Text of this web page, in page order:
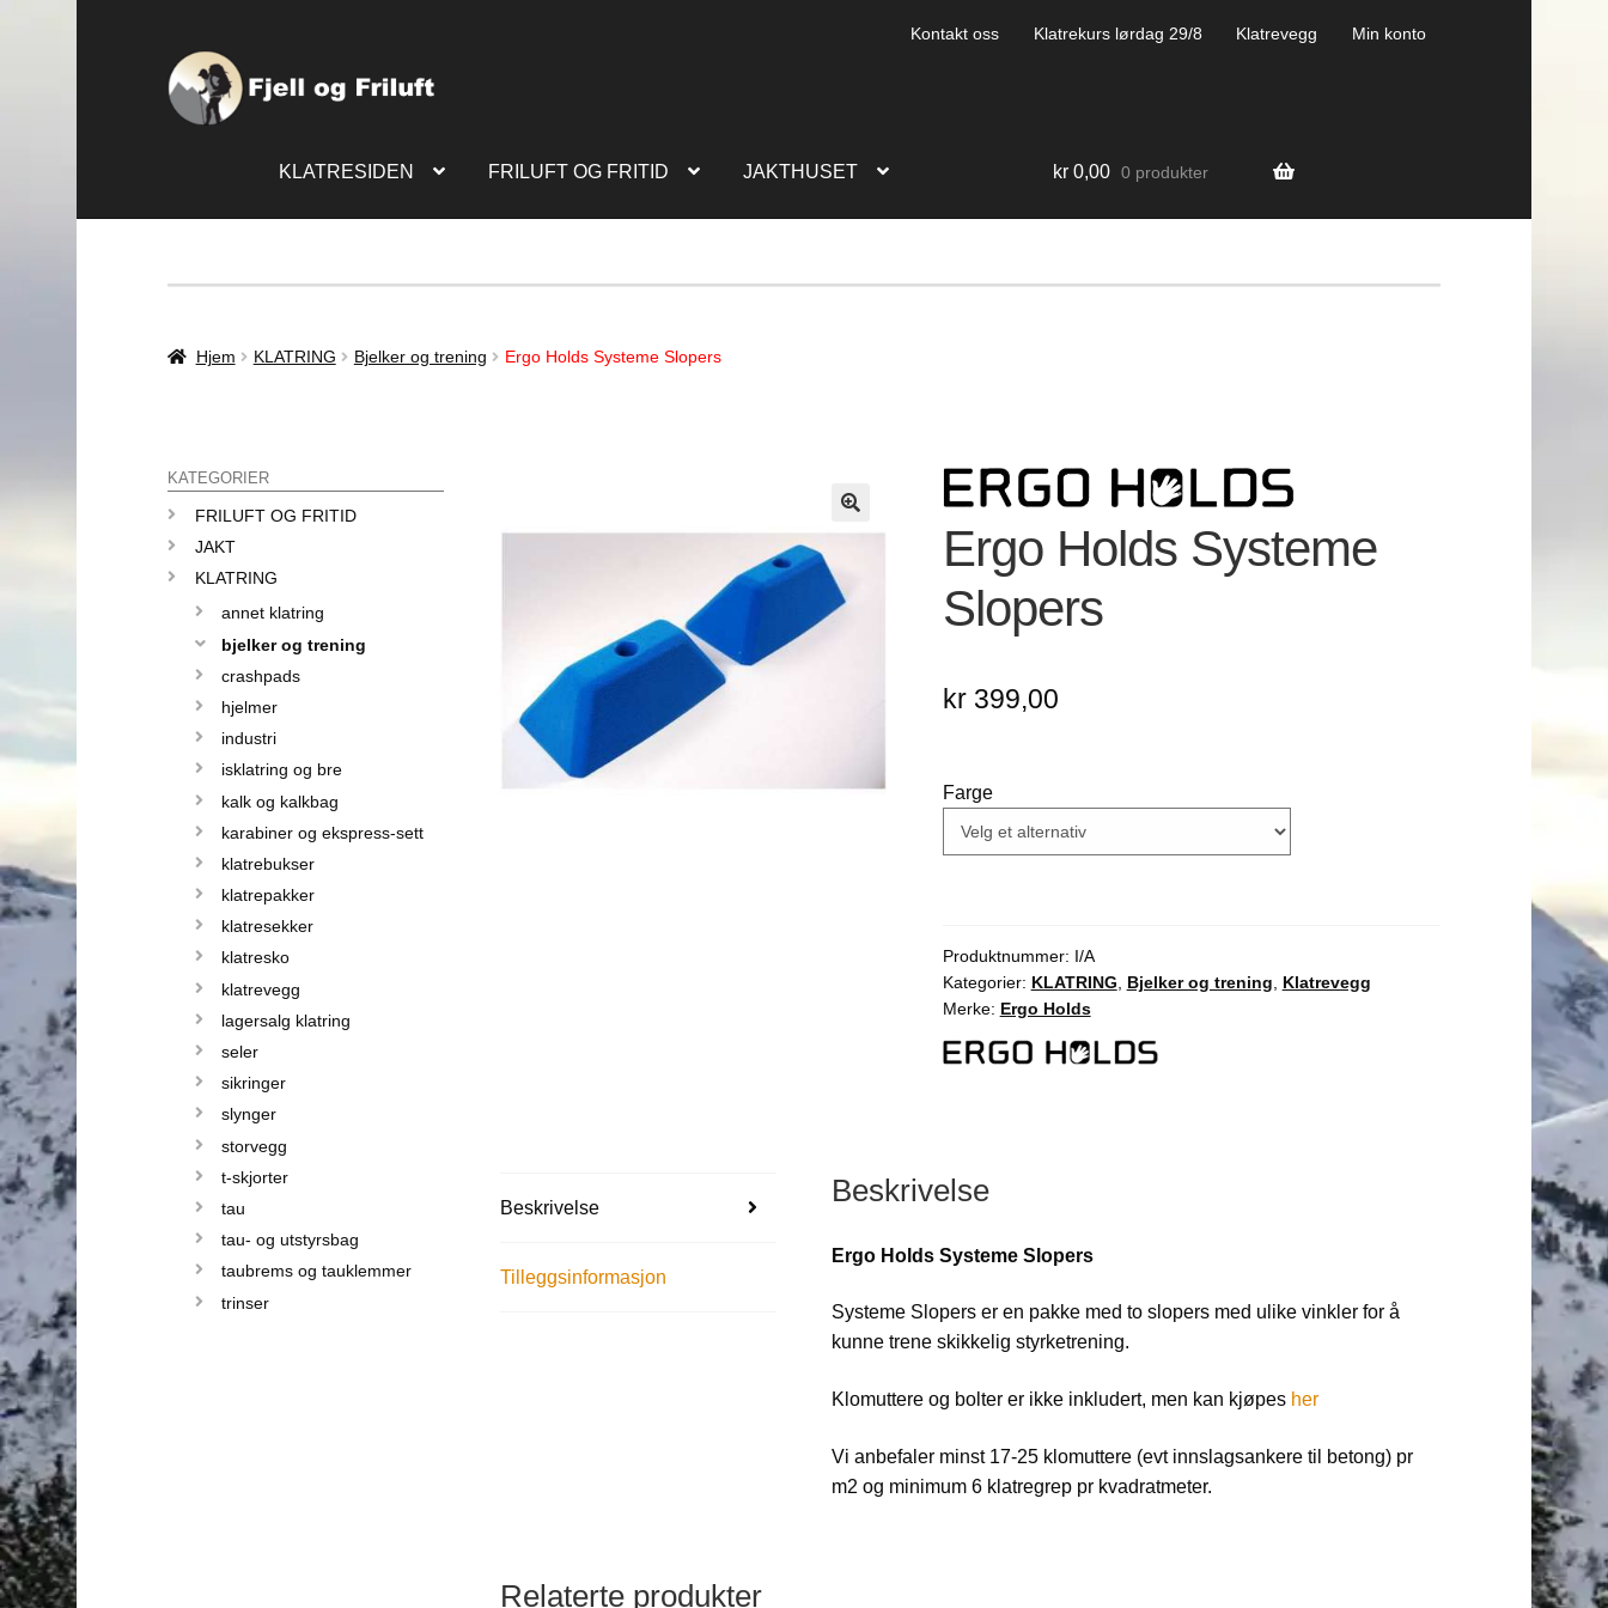
Kontakt oss Klatrekurs lørdag 29/8 Klatrevegg Min konto
KLATRESIDEN FRILUFT OG FRITID JAKTHUSET kr 0,00 0 produkter
Hjem KLATRING Bjelker og trening Ergo Holds Systeme Slopers
🔍
Ergo Holds Systeme
Slopers
kr399,00
Farge
Produktnummer: I/A
Kategorier: KLATRING Bjelker og trening
Klatrevegg
Merke: Ergo Holds
Beskrivelse
Tilleggsinformasjon
Beskrivelse
Ergo Holds Systeme Slopers
Systeme Slopers er en pakke med to slopers med ulike vinkler for å
kunne trene skikkelig styrketrening.
Klomuttere og bolter er ikke inkludert, men kan kjøpes her
Vi anbefaler minst 17-25 klomuttere (evt innslagsankere til betong) pr
m2 og minimum 6 klatregrep pr kvadratmeter.
Relaterte produkter
KATEGORIER
FRILUFT OG FRITID
JAKT
KLATRING
annet klatring
bjelker og trening
crashpads
hjelmer
industri
isklatring og bre
kalk og kalkbag
karabiner og ekspress-sett
klatrebukser
klatrepakker
klatresekker
klatresko
klatrevegg
lagersalg klatring
seler
sikringer
slynger
storvegg
t-skjorter
tau
tau- og utstyrsbag
taubrems og tauklemmer
trinser